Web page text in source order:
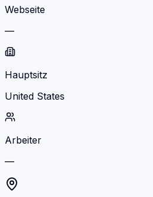
Webseite
—
Hauptsitz
United States
Arbeiter
—